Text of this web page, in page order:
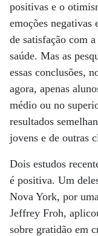
positivas e o
emoções negativas
de satisfação com
saúde. Mas as
essas conclusões,
agora, apenas
médio ou no
resultados
jovens e de outras
Dois estudos
é positiva. Um
Nova York, por
Jeffrey Froh,
sobre gratidão em